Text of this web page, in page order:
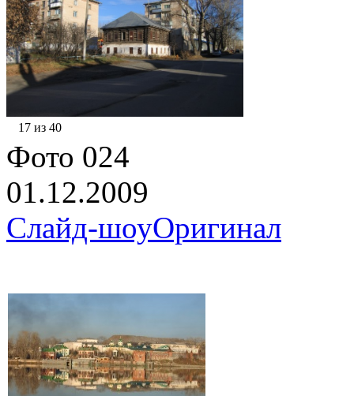
17 из 40
Фото 024
01.12.2009
Слайд-шоуОригинал